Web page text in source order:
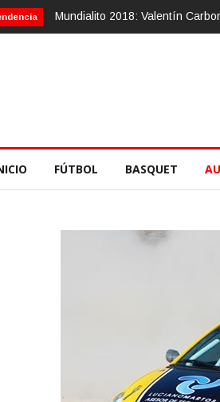
mágicaCalvario Race 2018, 10 de
FÚTBOL BASQUET